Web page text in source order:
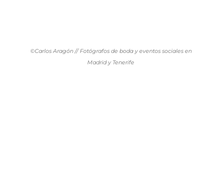
©Carlos Aragón // Fotógrafos de boda y eventos sociales en
Madrid y Tenerife